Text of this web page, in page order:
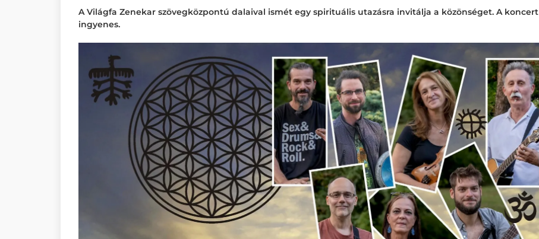
A Világfa Zenekar szövegközpontú dalaival ismét egy spirituális utazásra invitálja a közönséget. A koncert
ingyenes.